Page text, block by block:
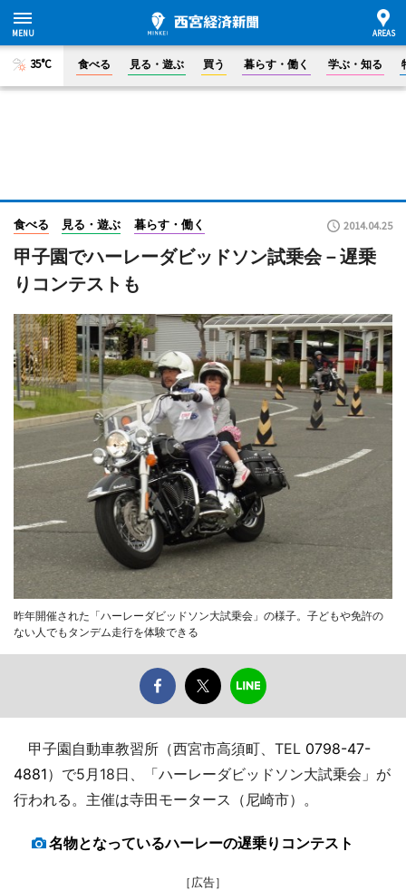
35°C 食べる 見る・遊ぶ 買う 暮らす・働く 学ぶ・知る
食べる 見る・遊ぶ 暮らす・働く 2014.04.25
甲子園でハーレーダビッドソン試乗会－遅乗
りコンテストも
昨年開催された「ハーレーダビッドソン大試乗会」の様子。子どもや免許の
ない人でもタンデム走行を体験できる
甲子園自動車教習所（西宮市高須町、TEL 0798-47-
4881）で5月18日、「ハーレーダビッドソン大試乗会」が
行われる。主催は寺田モータース（尼崎市）。
名物となっているハーレーの遅乗りコンテスト
［広告］